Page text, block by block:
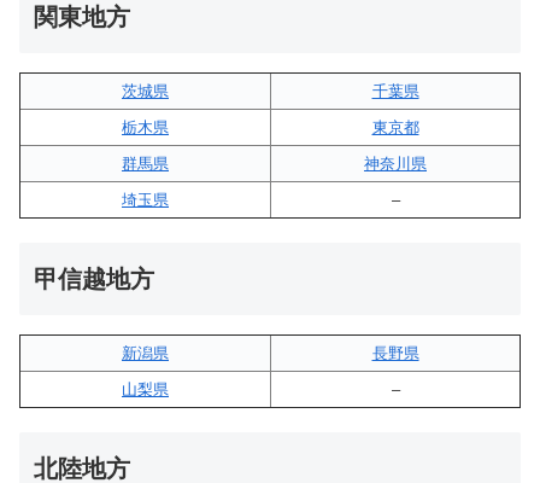
関東地方
茨城県
千葉県
栃木県
東京都
群馬県
神奈川県
埼玉県
–
甲信越地方
新潟県
長野県
山梨県
–
北陸地方